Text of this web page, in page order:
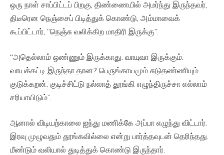
ஒரு நாள் சாப்பிட்டப் பிறகு, திண்ணையில் அமர்ந்து இருந்தவர்,
திடீரென நெஞ்சைப் பிடித்துக் கொண்டு, அம்மாவைக்
கூப்பிட்டார், ”நெஞ்சு வலிக்கிற மாதிரி இருக்கு”.
“அதெல்லாம் ஒண்ணும் இருக்காது. வாயுவா இருக்கும்.
வாயக்கட்டி இருந்தா தான? பெருங்காயமும் சுடுதண்ணியும்
குடுக்கறன். குடிச்சிட்டு நல்லாத் தூங்கி எழுந்திருச்சா எல்லாம்
சரியாயிடும்”.
ஆனால் விடியற்காலை ஐந்து மணிக்கே அப்பா எழுந்து விட்டார்.
இரவு முழுவதும் தூங்கவில்லை என்று பார்த்தவுடன் தெரிந்தது.
மீண்டும் வலியால் துடித்துக் கொண்டு இருந்தார்.